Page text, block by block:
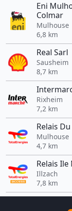
Eni
Colmar
Mulhouse
6,8 km
Real Sarl
Sausheim
8,7 km
Rixheim
7,2 km
Relais
Mulhouse
4,7 km
Relais
Illzach
7,8 km